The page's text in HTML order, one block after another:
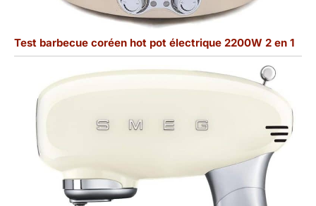
Test barbecue coréen hot pot électrique 2200W 2 en 1